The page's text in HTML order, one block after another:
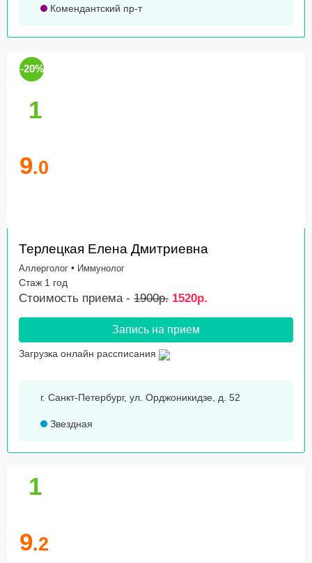
Комендантский пр-т
-20%
1
9.0
Терлецкая Елена Дмитриевна
Аллерголог • Иммунолог
Стаж 1 год
Стоимость приема - 1900р. 1520р.
Запись на прием
Загрузка онлайн рассписания
г. Санкт-Петербург, ул. Орджоникидзе, д. 52
Звездная
1
9.2